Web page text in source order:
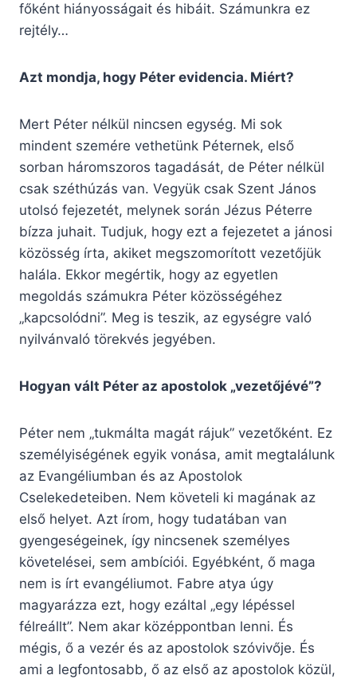
főként hiányosságait és hibáit. Számunkra ez
rejtély…
Azt mondja, hogy Péter evidencia. Miért?
Mert Péter nélkül nincsen egység. Mi sok
mindent szemére vethetünk Péternek, első
sorban háromszoros tagadását, de Péter nélkül
csak széthúzás van. Vegyük csak Szent János
utolsó fejezetét, melynek során Jézus Péterre
bízza juhait. Tudjuk, hogy ezt a fejezetet a jánosi
közösség írta, akiket megszomorított vezetőjük
halála. Ekkor megértik, hogy az egyetlen
megoldás számukra Péter közösségéhez
„kapcsolódni”. Meg is teszik, az egységre való
nyilvánvaló törekvés jegyében.
Hogyan vált Péter az apostolok „vezetőjévé”?
Péter nem „tukmálta magát rájuk” vezetőként. Ez
személyiségének egyik vonása, amit megtalálunk
az Evangéliumban és az Apostolok
Cselekedeteiben. Nem követeli ki magának az
első helyet. Azt írom, hogy tudatában van
gyengeségeinek, így nincsenek személyes
követelései, sem ambíciói. Egyébként, ő maga
nem is írt evangéliumot. Fabre atya úgy
magyarázza ezt, hogy ezáltal „egy lépéssel
félreállt”. Nem akar középpontban lenni. És
mégis, ő a vezér és az apostolok szóvivője. És
ami a legfontosabb, ő az első az apostolok közül,